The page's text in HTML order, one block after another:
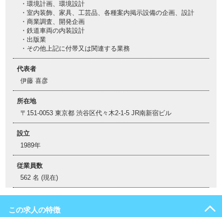
・環境計画、環境設計
・室内装飾、家具、工芸品、各種案内掲示設備の企画、設計
・商業調査、開発企画
・鉄道車両の内装設計
・出版業
・その他上記に付帯又は関連する業務
代表者
伊藤 喜彦
所在地
〒151-0053 東京都 渋谷区代々木2-1-5 JR南新宿ビル
設立
1989年
従業員数
562 名 (現在)
この求人の特徴